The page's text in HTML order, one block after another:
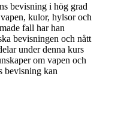
bevisning i hög grad
kulor, hylsor och
fall har han
bevisningen och nått
under denna kurs
om vapen och
bevisning kan